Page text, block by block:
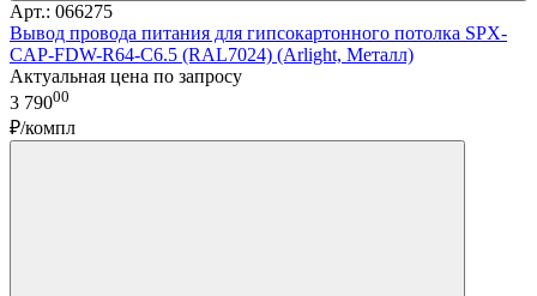
Арт.: 066275
Вывод провода питания для гипсокартонного потолка SPX-
CAP-FDW-R64-C6.5 (RAL7024) (Arlight, Металл)
Актуальная цена по запросу
3 79000
₽/компл